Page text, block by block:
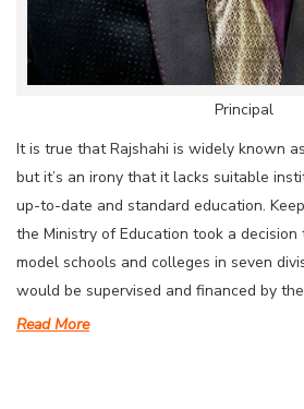
Principal
It is true that Rajshahi is widely known
but it’s an irony that it lacks suitable
up-to-date and standard education.
the Ministry of Education took a
model schools and colleges in seven
would be supervised and financed by
Read More